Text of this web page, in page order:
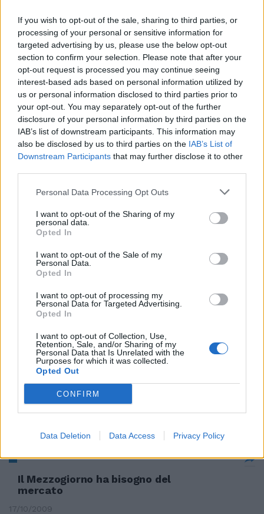
If you wish to opt-out of the sale, sharing to third parties, or
processing of your personal or sensitive information for
targeted advertising by us, please use the below opt-out
section to confirm your selection. Please note that after your
opt-out request is processed you may continue seeing
interest-based ads based on personal information utilized by
us or personal information disclosed to third parties prior to
your opt-out. You may separately opt-out of the further
disclosure of your personal information by third parties on the
IAB’s list of downstream participants. This information may
also be disclosed by us to third parties on the IAB’s List of
Downstream Participants that may further disclose it to other
Personal Data Processing Opt Outs
I want to opt-out of the Sharing of my
personal data.
Opted In
I want to opt-out of the Sale of my
Personal Data.
Opted In
I want to opt-out of processing my
Personal Data for Targeted Advertising.
Opted In
I want to opt-out of Collection, Use,
Retention, Sale, and/or Sharing of my
Personal Data that Is Unrelated with the
Purposes for which it was collected.
Opted Out
CONFIRM
Data Deletion Data Access Privacy Policy
Il metrò resterà aperto fino al
dieci gennaio
10/01/2010
Colosseo aperto anche a
Capodanno
Da Studio Aperto a Sky Tg24
Si è aperto ieri al palazzo dei
Congressi di Roma la sesta
edizione del «Salone della
08/11/2009
Carenza di personale,
camposanto aperto part-time
Il Mezzogiorno ha bisogno del
mercato
17/10/2009